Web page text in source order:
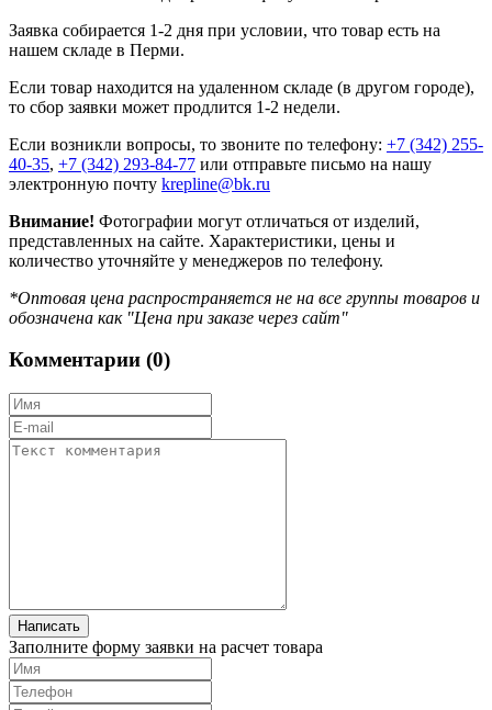
Заявка собирается 1-2 дня при условии, что товар есть на
нашем складе в Перми.
Если товар находится на удаленном складе (в другом городе),
то сбор заявки может продлится 1-2 недели.
Если возникли вопросы, то звоните по телефону: +7 (342) 255-
40-35, +7 (342) 293-84-77 или отправьте письмо на нашу
электронную почту krepline@bk.ru
Внимание! Фотографии могут отличаться от изделий,
представленных на сайте. Характеристики, цены и
количество уточняйте у менеджеров по телефону.
*Оптовая цена распространяется не на все группы товаров и
обозначена как "Цена при заказе через сайт"
Комментарии (0)
Заполните форму заявки на расчет товара